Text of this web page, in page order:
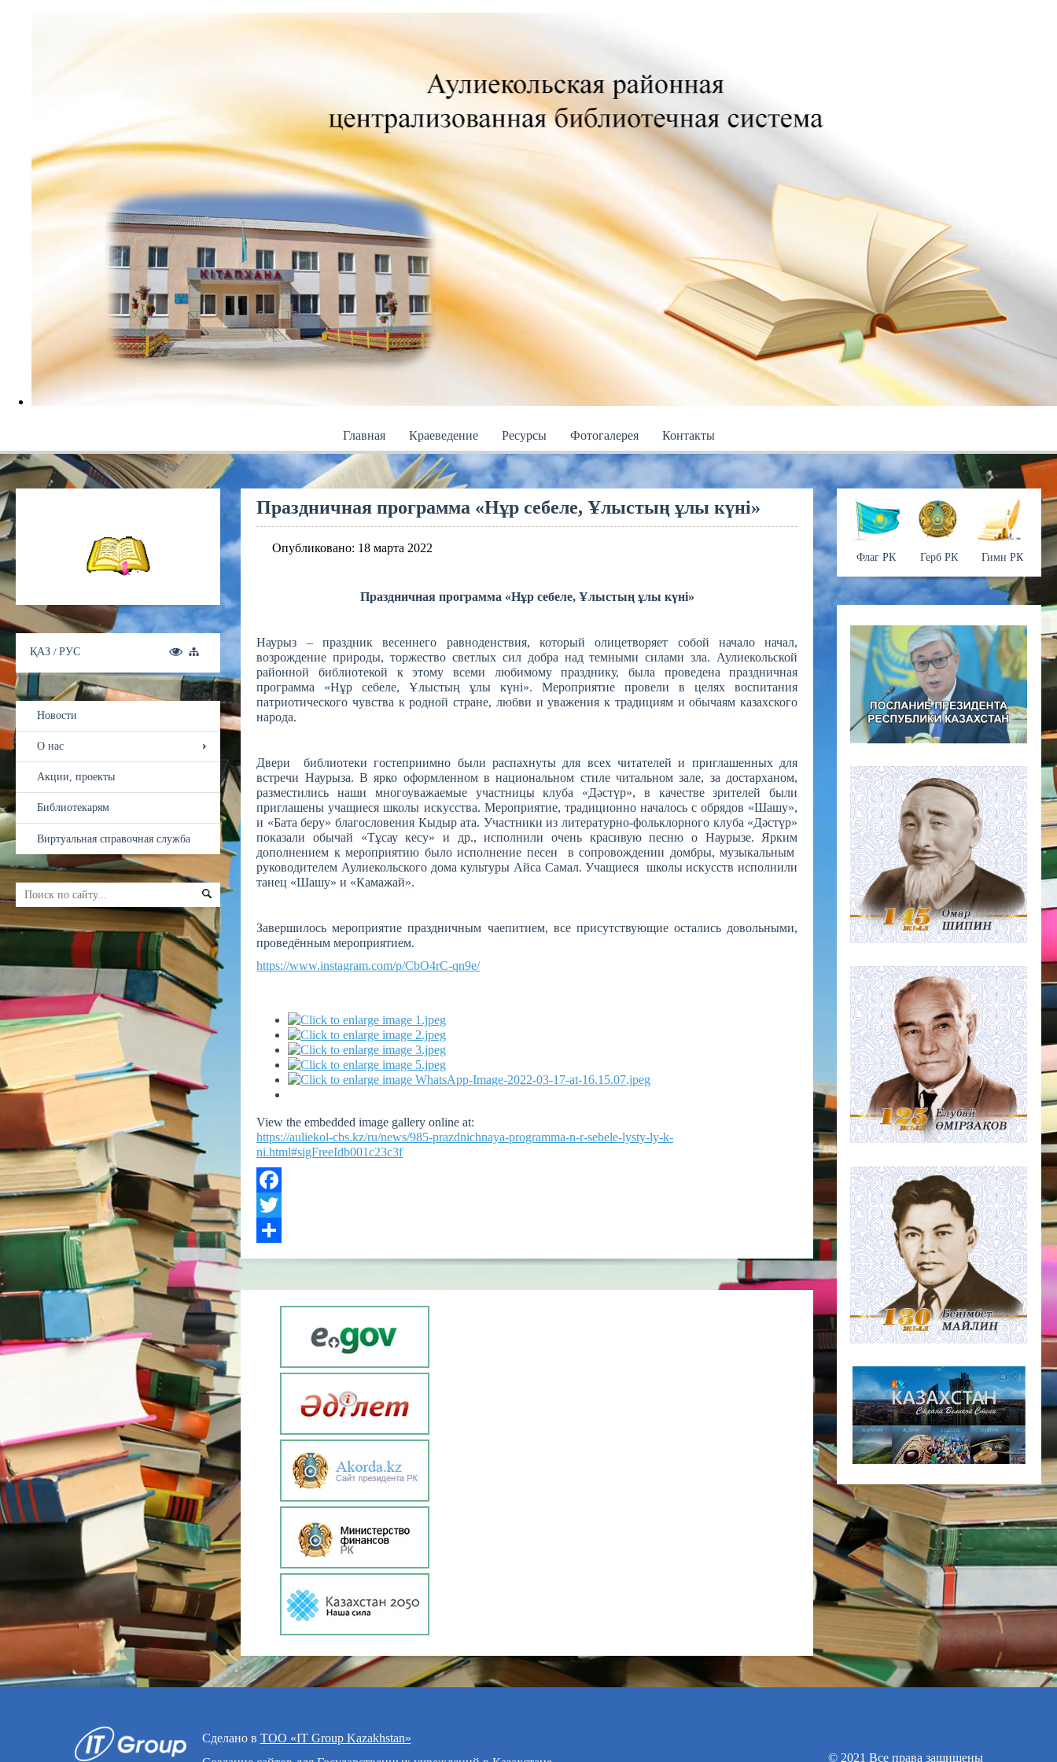
Главная Краеведение Ресурсы Фотогалерея Контакты
ҚАЗ РУС
Новости
Акции, проекты
Библиотекарям
Виртуальная справочная служба
Праздничная программа «Нұр себеле, Ұлыстың ұлы күні»
Опубликовано: 18 марта 2022
Праздничная программа «Нұр себеле, Ұлыстың ұлы күні»
Наурыз – праздник весеннего равноденствия, который олицетворяет собой начало начал,
возрождение природы, торжество светлых сил добра над темными силами зла. Аулиекольской
районной библиотекой к этому всеми любимому празднику, была проведена праздничная
программа «Нұр себеле, Ұлыстың ұлы күні». Мероприятие провели в целях воспитания
патриотического чувства к родной стране, любви и уважения к традициям и обычаям казахского
народа.
Двери библиотеки гостеприимно были распахнуты для всех читателей и приглашенных для
встречи Наурыза. В ярко оформленном в национальном стиле читальном зале, за достарханом,
разместились наши многоуважаемые участницы клуба «Дәстүр», в качестве зрителей были
приглашены учащиеся школы искусства. Мероприятие, традиционно началось с обрядов «Шашу»,
и «Бата беру» благословения Кыдыр ата. Участники из литературно-фольклорного клуба «Дәстүр»
показали обычай «Тұсау кесу» и др., исполнили очень красивую песню о Наурызе. Ярким
дополнением к мероприятию было исполнение песен в сопровождении домбры, музыкальным
руководителем Аулиекольского дома культуры Айса Самал. Учащиеся школы искусств исполнили
танец «Шашу» и «Камажай».
Завершилось мероприятие праздничным чаепитием, все присутствующие остались довольными,
проведённым мероприятием.
https://www.instagram.com/p/CbO4rC-qn9e/
View the embedded image gallery online at:
https://auliekol-cbs.kz/ru/news/985-prazdnichnaya-programma-n-r-sebele-lysty-ly-k-
ni.html#sigFreeIdb001c23c3f
Facebook
Twitter
Сделано в ТОО «IT Group Kazakhstan»
© 2021 Все права защищены